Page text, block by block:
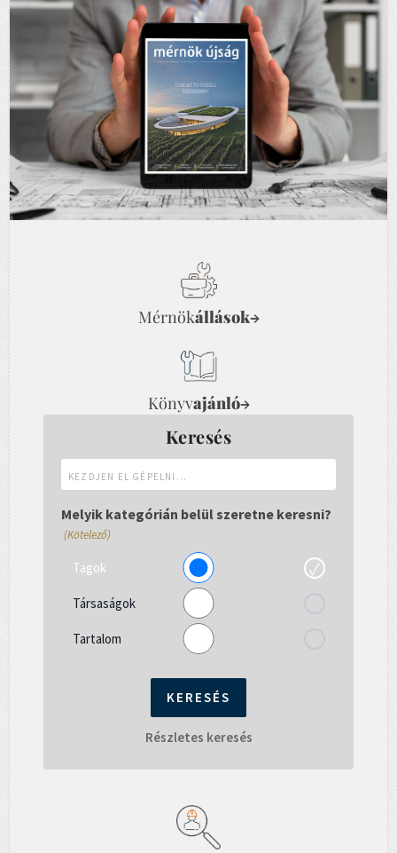
Mérnökállások→
Könyvajánló→
Keresés
el
gépelni...
Melyik kategórián belül szeretne keresni?
(Kötelező)
Tagok
Társaságok
Tartalom
Részletes keresés